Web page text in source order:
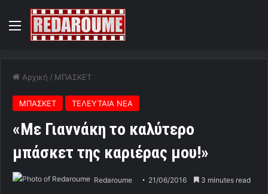
Menu
Αρχική / ΜΠΑΣΚΕΤ
ΜΠΑΣΚΕΤ ΤΕΛΕΥΤΑΙΑ ΝΕΑ
«Με Γιαννάκη το καλύτερο
μπάσκετ της καριέρας μου!»
Redaroume 21/06/2016 3 minutes read